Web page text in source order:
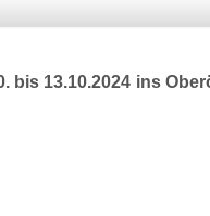
bis 13.10.2024 ins